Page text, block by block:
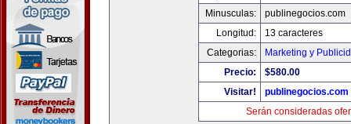
Minusculas:
publinegocios.com
Longitud:
13 caracteres
Categorias:
Marketing y
Precio:
$580.00
Visitar!
publinegocios.com
Serán consideradas